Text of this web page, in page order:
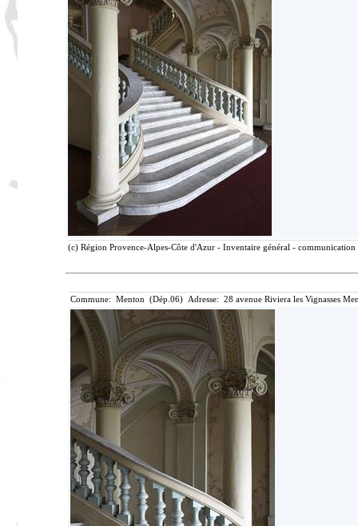
(c) Région Provence-Alpes-Côte d'Azur - Inventaire général -
Commune: Menton (Dép.06) Adresse: 28 avenue Riviera les Vignasses